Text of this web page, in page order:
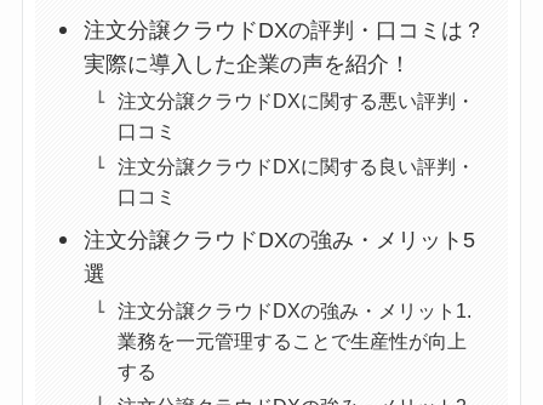
注文分譲クラウドDXの評判・口コミは？
実際に導入した企業の声を紹介！
注文分譲クラウドDXに関する悪い評判・
口コミ
注文分譲クラウドDXに関する良い評判・
口コミ
注文分譲クラウドDXの強み・メリット5
選
注文分譲クラウドDXの強み・メリット1.
業務を一元管理することで生産性が向上
する